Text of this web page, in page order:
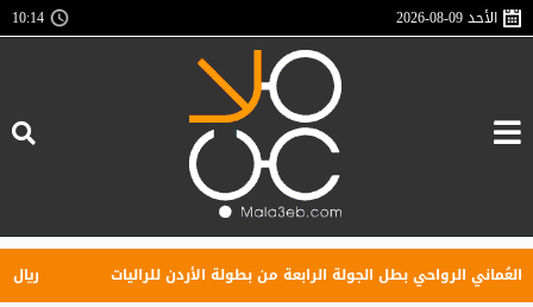
الأحد2026-08-09
10:14
الرواحي بطل الجولة الرابعة من بطولة الأردن للراليات ريال